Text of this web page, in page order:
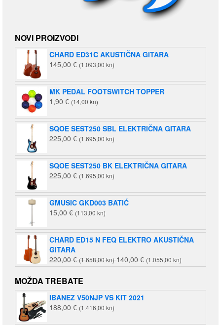
NOVI PROIZVODI
CHARD ED31C AKUSTIČNA GITARA
145,00 € (1.093,00 kn)
MK PEDAL FOOTSWITCH TOPPER
1,90 € (14,00 kn)
SQOE SEST250 SBL ELEKTRIČNA GITARA
225,00 € (1.695,00 kn)
SQOE SEST250 BK ELEKTRIČNA GITARA
225,00 € (1.695,00 kn)
GMUSIC GKD003 BATIĆ
15,00 € (113,00 kn)
CHARD ED15 N FEQ ELEKTRO AKUSTIČNA
GITARA
220,00€ (1.658,00 kn)Izvorna
cijena
je:
220,00 €
140,00 € (1.055,00 kn)
cijena
140,00 €
MOŽDA TREBATE
IBANEZ V50NJP VS KIT 2021
188,00 € (1.416,00 kn)